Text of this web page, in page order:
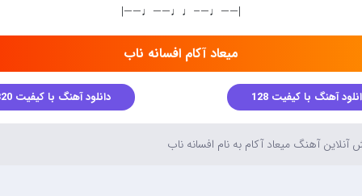
|——♩—–♩♩——♩——|
میعاد آکام افسانه ناب
آهنگ با کیفیت 128 دانلود آهنگ با کیفیت 320
آهنگ میعاد آکام به نام افسانه ناب